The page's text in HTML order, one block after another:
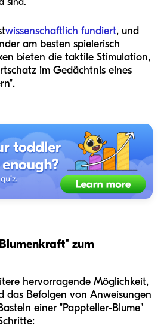
wissenschaftlich fundiert, und
am besten spielerisch
bieten die taktile Stimulation,
im Gedächtnis eines
zum
hervorragende Möglichkeit,
das Befolgen von Anweisungen
einer "Pappteller-Blume"